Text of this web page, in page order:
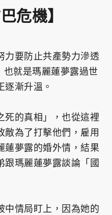
危機】
力要防止共產勢力滲透
就是瑪麗蓮夢露過世
逐漸升溫。
死的真相」，也從這裡
敵為了打擊他們，雇用
蓮夢露的婚外情，結果
跟瑪麗蓮夢露談論「國
中情局盯上，因為她的